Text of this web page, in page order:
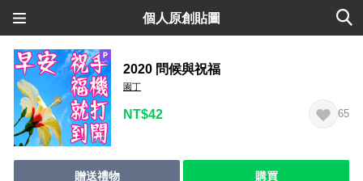
個人原創貼圖
2020 問候與祝福
園丁
NT$42 65
贈送禮物 購買